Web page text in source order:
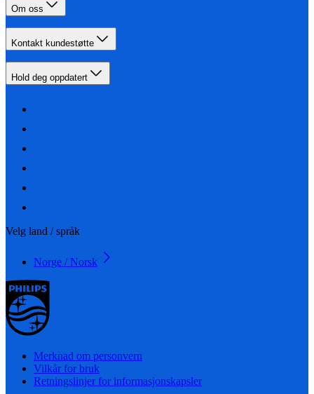
Om oss
Kontakt kundestøtte
Hold deg oppdatert
Velg land / språk
Norge / Norsk
Merknad om personvern
Vilkår for bruk
Retningslinjer for informasjonskapsler